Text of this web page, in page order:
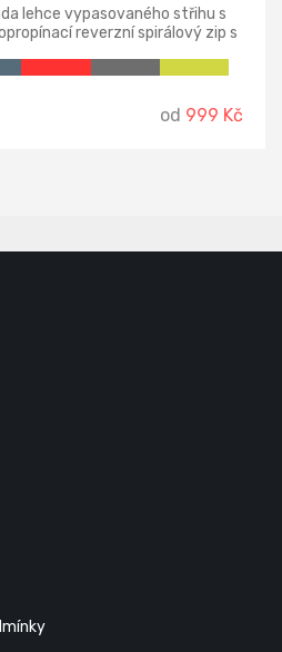
lehce vypasovaného střihu s
reverzní spirálový zip s
od 999 Kč